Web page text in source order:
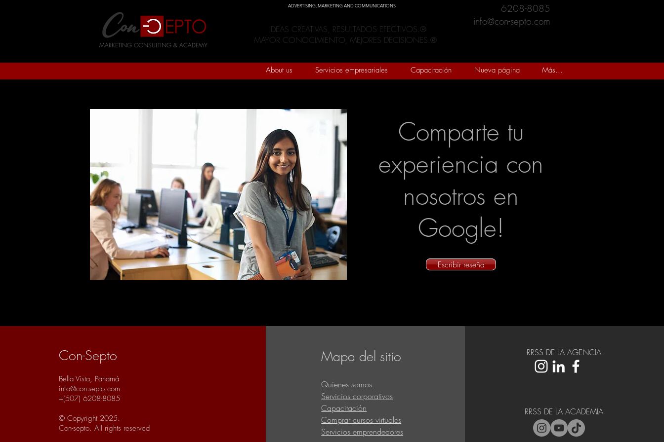
MARKETING CONSULTING & ACADEMY
IDEAS CREATIVAS, RESULTADOS EFECTIVOS.®
MAYOR CONOCIMIENTO, MEJORES DECISIONES.®
6208-8085
info@con-septo.com
ADVERTISING, MARKETING AND COMMUNICATIONS
About us Servicios empresariales Capacitación Nueva página Más...
Comparte tu
experiencia con
nosotros en
Google!
Escribir reseña
Con-Septo
Bella Vista, Panamá
info@con-septo.com
+(507) 6208-8085
© Copyright 2025.
Con-septo. All rights reserved
Mapa del sitio
Quienes somos
Servicios corporativos
Capacitación
Comprar cursos virtuales
Servicios emprendedores
RRSS DE LA AGENCIA
RRSS DE LA ACADEMIA